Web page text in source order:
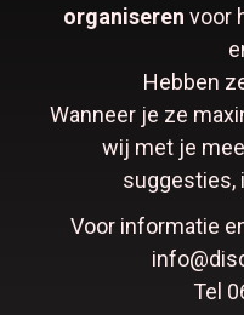
organiseren voor
Hebben
Wanneer je ze
wij met je
suggesties,
Voor informatie
Tel